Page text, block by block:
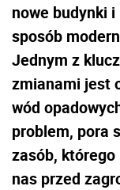
nowe budynki
sposób
Jednym z
zmianami jest
wód
problem, pora
zasób,
nas przed